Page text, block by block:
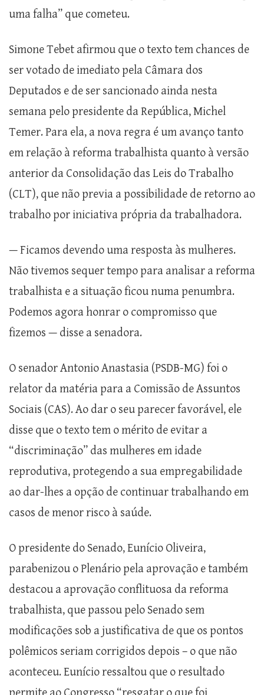
uma falha” que cometeu.
Simone Tebet afirmou que o texto tem chances de
ser votado de imediato pela Câmara dos
Deputados e de ser sancionado ainda nesta
semana pelo presidente da República, Michel
Temer. Para ela, a nova regra é um avanço tanto
em relação à reforma trabalhista quanto à versão
anterior da Consolidação das Leis do Trabalho
(CLT), que não previa a possibilidade de retorno ao
trabalho por iniciativa própria da trabalhadora.
— Ficamos devendo uma resposta às mulheres.
Não tivemos sequer tempo para analisar a reforma
trabalhista e a situação ficou numa penumbra.
Podemos agora honrar o compromisso que
fizemos — disse a senadora.
O senador Antonio Anastasia (PSDB-MG) foi o
relator da matéria para a Comissão de Assuntos
Sociais (CAS). Ao dar o seu parecer favorável, ele
disse que o texto tem o mérito de evitar a
“discriminação” das mulheres em idade
reprodutiva, protegendo a sua empregabilidade
ao dar-lhes a opção de continuar trabalhando em
casos de menor risco à saúde.
O presidente do Senado, Eunício Oliveira,
parabenizou o Plenário pela aprovação e também
destacou a aprovação conflituosa da reforma
trabalhista, que passou pelo Senado sem
modificações sob a justificativa de que os pontos
polêmicos seriam corrigidos depois – o que não
aconteceu. Eunício ressaltou que o resultado